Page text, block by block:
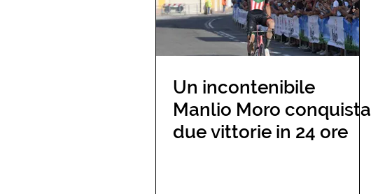
Un incontenibile
Manlio Moro conquista
due vittorie in 24 ore